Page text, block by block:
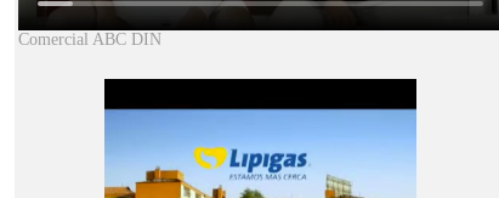
Comercial ABC DIN